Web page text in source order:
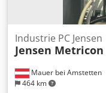
Mauer bei Amstetten
464 km
Industrie PC Jensen
Jensen Metricon